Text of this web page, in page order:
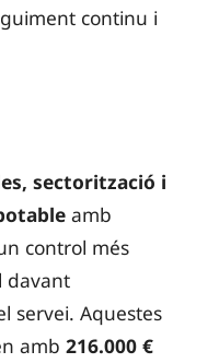
continu i
sectorització i
amb
control més
davant
servei. Aquestes
amb 216.000 €